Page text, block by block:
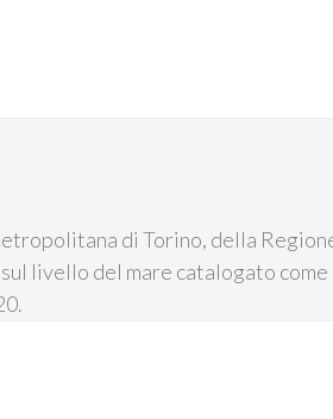
di Torino, della
livello del mare catalogato